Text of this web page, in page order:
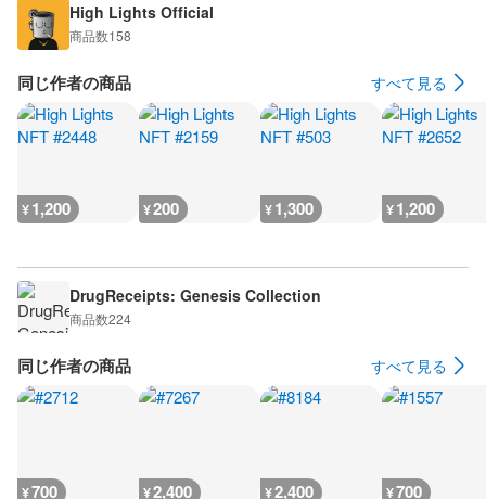
High Lights Official
商品数158
同じ作者の商品 すべて見る
¥1,200 ¥200 ¥1,300 ¥1,200
DrugReceipts: Genesis Collection
商品数224
同じ作者の商品 すべて見る
¥700 ¥2,400 ¥2,400 ¥700